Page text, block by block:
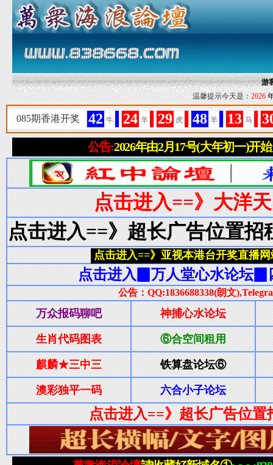
游
温馨提示今天是： 2026